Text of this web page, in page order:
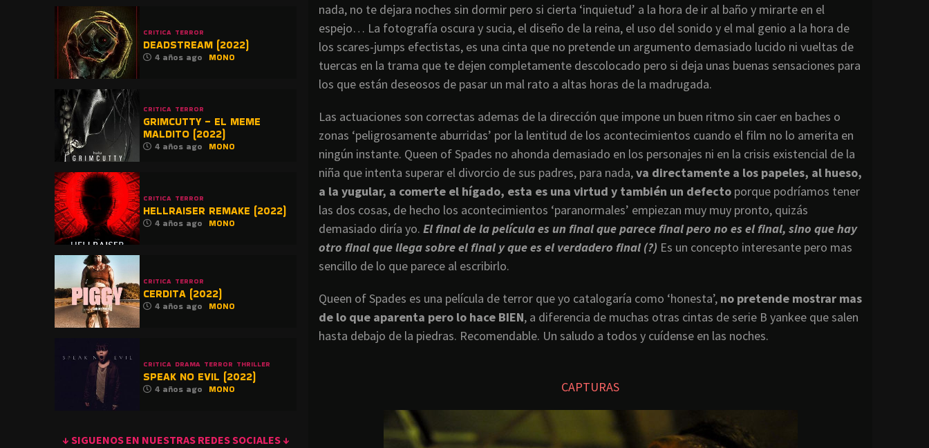
nada, no te dejara noches sin dormir pero si cierta ‘inquietud’ a la hora de ir al baño y mirarte en el
espejo… La fotografía oscura y sucia, el diseño de la reina, el uso del sonido y el mal genio a la hora de
los scares-jumps efectistas, es una cinta que no pretende un argumento demasiado lucido ni vueltas de
tuercas en la trama que te dejen completamente descolocado pero si deja unas buenas sensaciones para
los que están deseosos de pasar un mal rato a altas horas de la madrugada.
Las actuaciones son correctas ademas de la dirección que impone un buen ritmo sin caer en baches o
zonas ‘peligrosamente aburridas’ por la lentitud de los acontecimientos cuando el film no lo amerita en
ningún instante. Queen of Spades no ahonda demasiado en los personajes ni en la crisis existencial de la
niña que intenta superar el divorcio de sus padres, para nada,va directamente a los papeles, al hueso,
a la yugular, a comerte el hígado, esta es una virtud y también un defecto porque podríamos tener
las dos cosas, de hecho los acontecimientos ‘paranormales’ empiezan muy muy pronto, quizás
demasiado diría yo. El final de la película es un final que parece final pero no es el final, sino que hay
otro final que llega sobre el final y que es el verdadero final (?) Es un concepto interesante pero mas
sencillo de lo que parece al escribirlo.
Queen of Spades es una película de terror que yo catalogaría como ‘honesta’, no pretende mostrar mas
de lo que aparenta pero lo hace BIEN, a diferencia de muchas otras cintas de serie B yankee que salen
hasta debajo de la piedras. Recomendable. Un saludo a todos y cuídense en las noches.
CAPTURAS
CRITICA TERROR
DEADSTREAM (2022)
4 años ago MONO
CRITICA TERROR
GRIMCUTTY – EL MEME
MALDITO (2022)
4 años ago MONO
CRITICA TERROR
HELLRAISER REMAKE (2022)
4 años ago MONO
CRITICA TERROR
CERDITA (2022)
4 años ago MONO
CRITICA DRAMA TERROR THRILLER
SPEAK NO EVIL (2022)
4 años ago MONO
↓ SIGUENOS EN NUESTRAS REDES SOCIALES ↓